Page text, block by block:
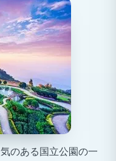
ふれるナイトマーケ
周囲の山々を探索し
が見事に融合した場
をしたり、象の保護
へ旅行してリラック
はいかがでしょう
のある国立公園の一